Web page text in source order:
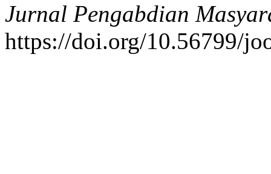
Jurnal Pengabdian
https://doi.org/10.56799/